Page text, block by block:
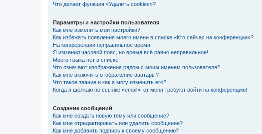
Что делает функция «Удалить cookies»?
Параметры и настройки пользователя
Как мне изменить мои настройки?
Как избежать появления моего имени в списке «Кто сейчас на конференции»?
На конференции неправильное время!
Я изменил часовой пояс, но время всё равно неправильное!
Моего языка нет в списке!
Что означают изображения рядом с моим именем пользователя?
Как мне включить отображение аватары?
Что такое звание и как я могу изменить его?
Когда я щёлкаю по ссылке «email», от меня требуют войти на конференцию!
Создание сообщений
Как мне создать новую тему или сообщение?
Как мне отредактировать или удалить сообщение?
Как мне добавить подпись к своему сообщению?